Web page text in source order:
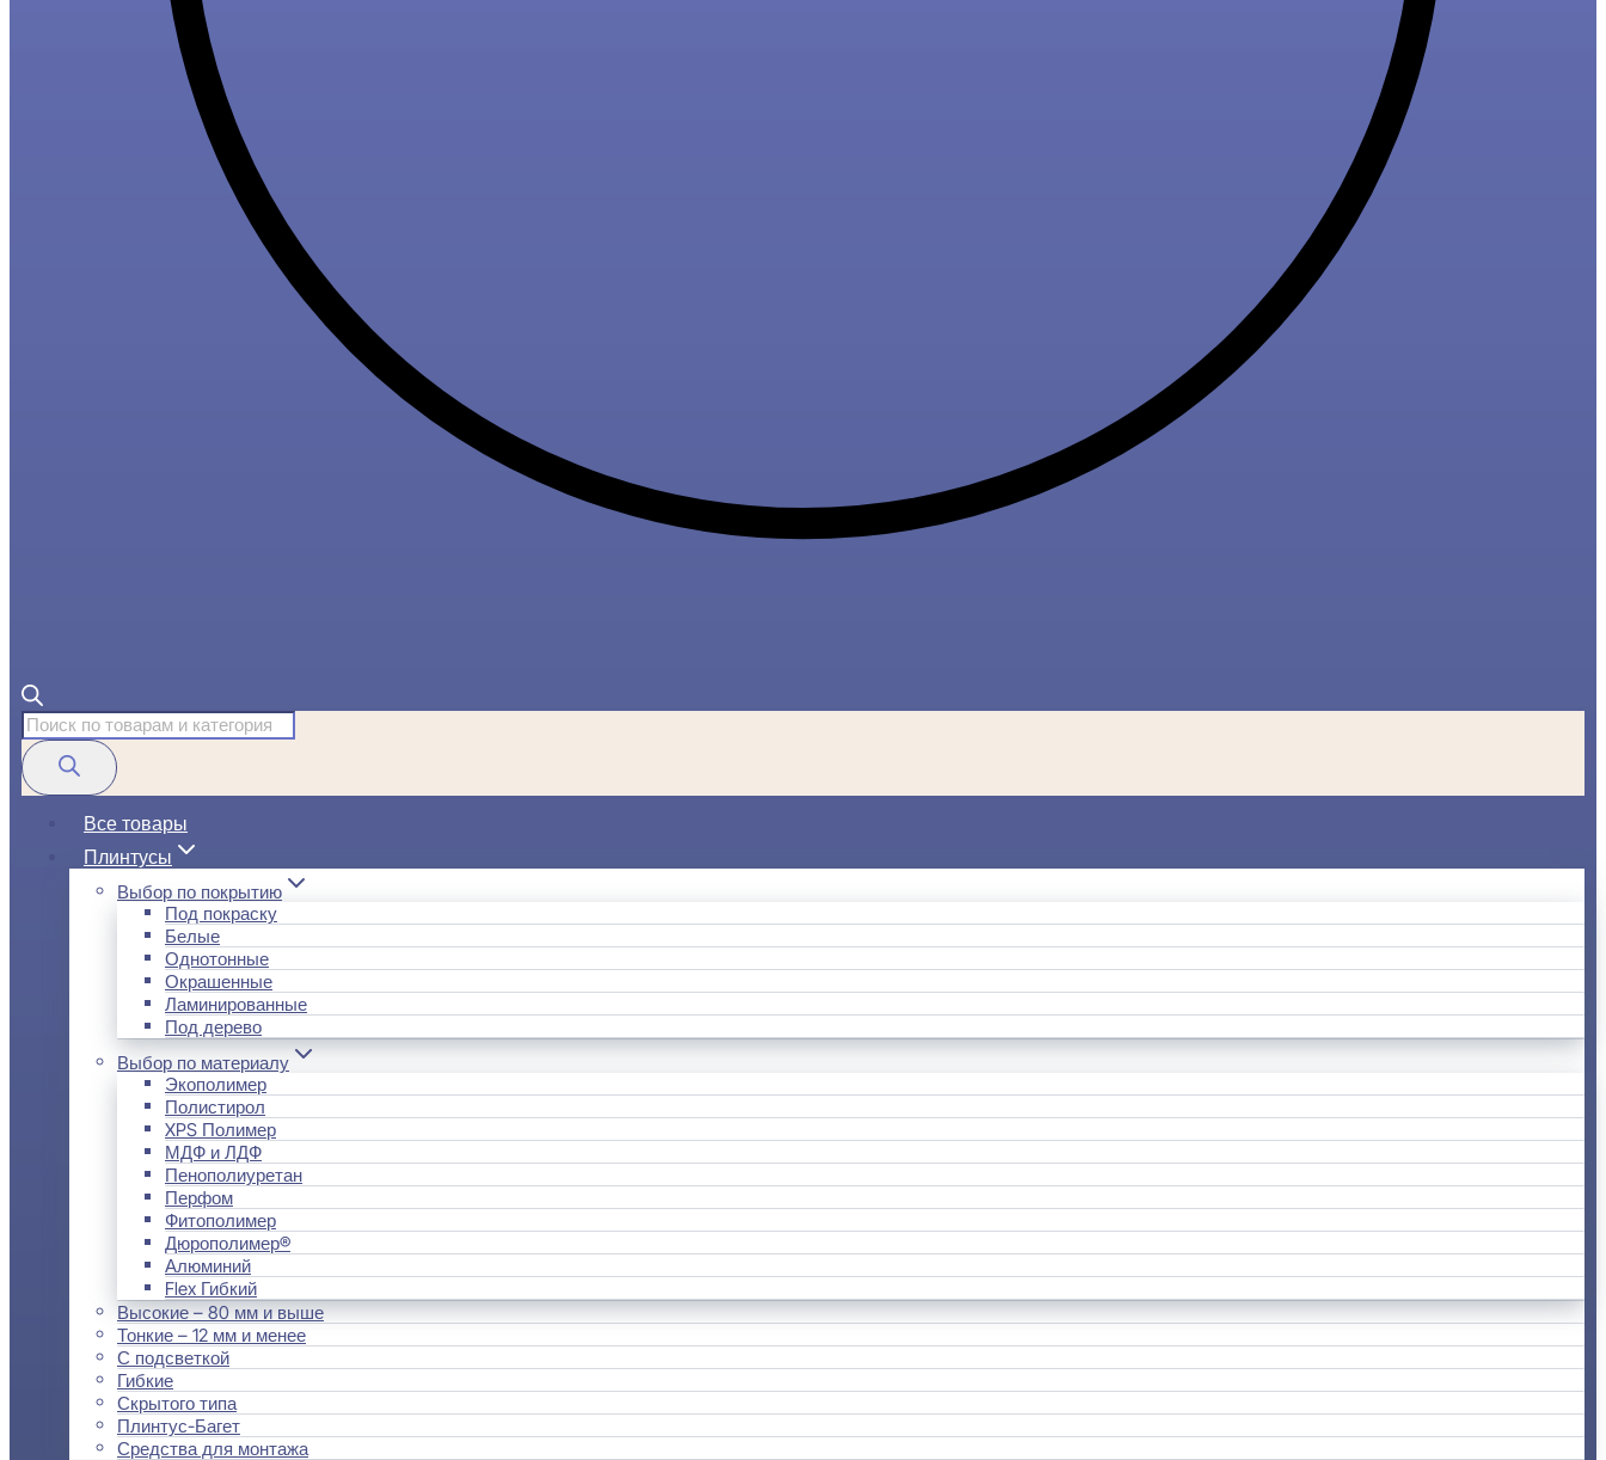
Поиск
товаров
Все товары
Плинтусы
Выбор по покрытию
Под покраску
Белые
Однотонные
Окрашенные
Ламинированные
Под дерево
Выбор по материалу
Экополимер
Полистирол
XPS Полимер
МДФ и ЛДФ
Пенополиуретан
Перфом
Фитополимер
Дюрополимер®
Алюминий
Flex Гибкий
Высокие – 80 мм и выше
Тонкие – 12 мм и менее
С подсветкой
Гибкие
Скрытого типа
Плинтус-Багет
Средства для монтажа